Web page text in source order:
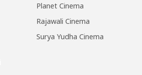
Planet Cinema
Rajawali Cinema
Surya Yudha Cinema